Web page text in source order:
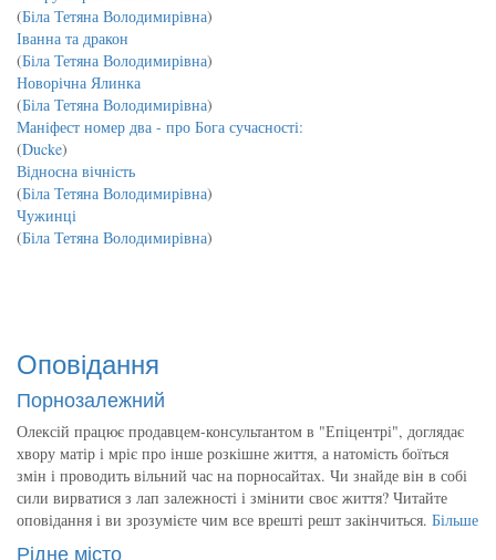
(Біла Тетяна Володимирівна)
Іванна та дракон
(Біла Тетяна Володимирівна)
Новорічна Ялинка
(Біла Тетяна Володимирівна)
Маніфест номер два - про Бога сучасності:
(Ducke)
Відносна вічність
(Біла Тетяна Володимирівна)
Чужинці
(Біла Тетяна Володимирівна)
Оповідання
Порнозалежний
Олексій працює продавцем-консультантом в "Епіцентрі", доглядає
хвору матір і мріє про інше розкішне життя, а натомість боїться
змін і проводить вільний час на порносайтах. Чи знайде він в собі
сили вирватися з лап залежності і змінити своє життя? Читайте
оповідання і ви зрозумієте чим все врешті решт закінчиться. Більше
Рідне місто